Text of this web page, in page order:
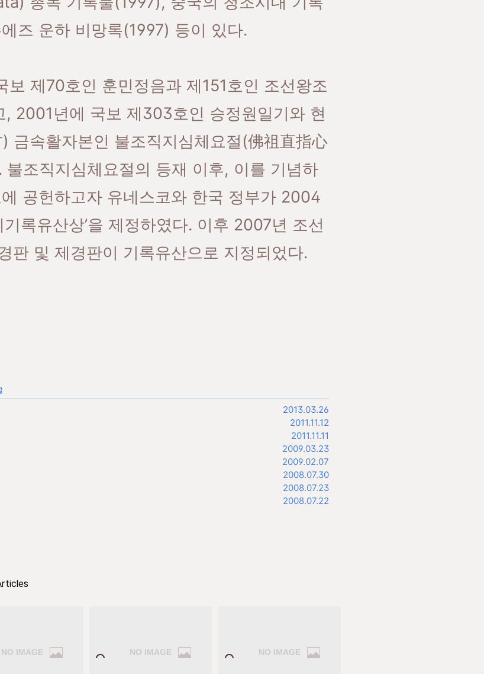
즈 운하 비망록(1997) 등이 있다.
보 제70호인 훈민정음과 제151호인 조선왕조
, 2001년에 국보 제303호인 승정원일기와 현
금속활자본인 불조직지심체요절(佛祖直指心
조직지심체요절의 등재 이후, 이를 기념하
공헌하고자 유네스코와 한국 정부가 2004
기록유산상’을 제정하였다. 이후 2007년 조선
판 및 제경판이 기록유산으로 지정되었다.
2013.03.26
2011.11.12
2011.11.11
2009.03.23
2009.02.07
2008.07.30
2008.07.23
2008.07.22